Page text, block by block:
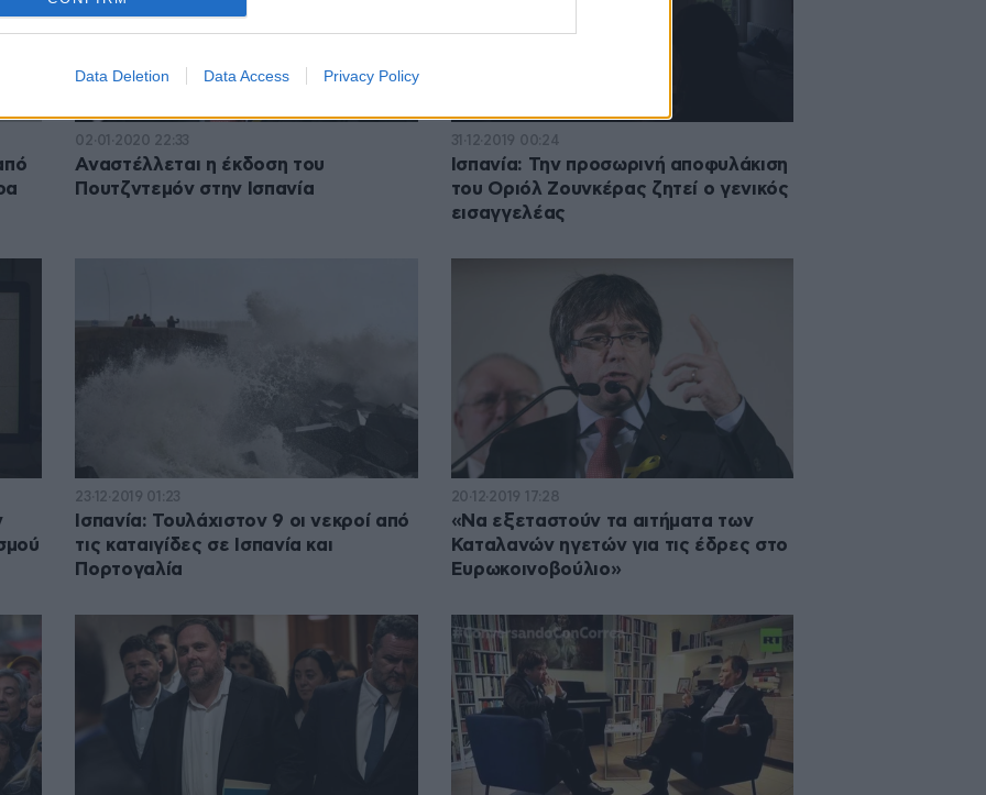
Data Deletion Data Access Privacy Policy
02·01·2020 22:33
Αναστέλλεται η έκδοση του
Πουτζντεμόν στην Ισπανία
31·12·2019 00:24
Ισπανία: Την προσωρινή αποφυλάκιση
του Οριόλ Ζουνκέρας ζητεί ο γενικός
εισαγγελέας
23·12·2019 01:23
Ισπανία: Τουλάχιστον 9 οι νεκροί από
τις καταιγίδες σε Ισπανία και
Πορτογαλία
20·12·2019 17:28
«Να εξεταστούν τα αιτήματα των
Καταλανών ηγετών για τις έδρες στο
Ευρωκοινοβούλιο»